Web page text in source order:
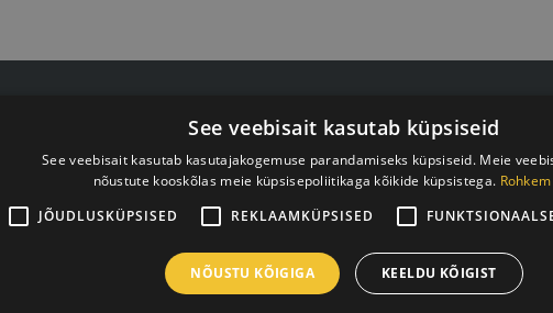
E-post: info@trxtraining.ee
Lahtiolekuajad: E-R 9.00-18.00
Juriidiline aadress:
Reg.nr. 44103017158
JSC SEB Banka
See veebisait kasutab küpsiseid
See veebisait kasutab kasutajakogemuse parandamiseks küpsiseid. Meie
nõustute kooskõlas meie küpsisepoliitikaga kõikide küpsistega.
JÕUDLUSKÜPSISED REKLAAMKÜPSISED
NÕUSTU KÕIGIGA KEELDU KÕIGIST